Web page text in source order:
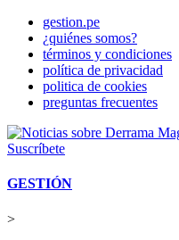
gestion.pe
¿quiénes somos?
términos y condiciones
política de privacidad
politica de cookies
preguntas frecuentes
Suscríbete
GESTIÓN
>